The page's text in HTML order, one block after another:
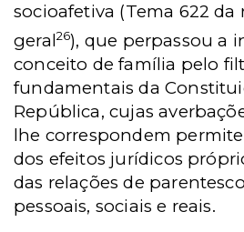
socioafetiva (Tema 622 da
geral26), que perpassou a
conceito de família pelo
fundamentais da
República, cujas
lhe correspondem
dos efeitos jurídicos
das relações de
pessoais, sociais e reais.